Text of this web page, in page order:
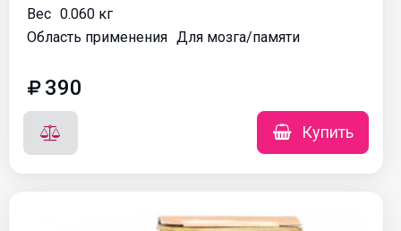
Вес 0.060 кг
Область применения Для мозга/памяти
390
Купить